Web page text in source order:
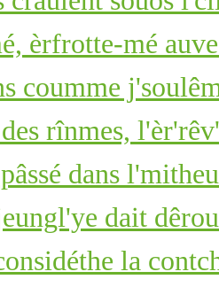
èrfrotte-mé
coumme
rînmes,
dans
dait
la